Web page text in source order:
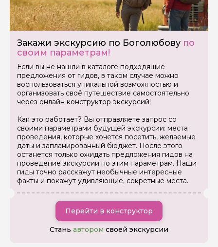
Закажи экскурсию по Боголюбову по
своим параметрам!
Если вы не нашли в каталоге подходящие
предложения от гидов, в таком случае можно
воспользоваться уникальной возможностью и
организовать своё путешествие самостоятельно
через онлайн конструктор экскурсий!
Как это работает? Вы отправляете запрос со
своими параметрами будущей экскурсии: места
проведения, которые хочется посетить, желаемые
даты и запланированный бюджет. После этого
останется только ожидать предложения гидов на
проведение экскурсии по этим параметрам. Наши
гиды точно расскажут необычные интересные
факты и покажут удивляющие, секретные места.
Перейти в конструктор
Стань автором своей экскурсии
Задайте свой вопрос гиду
Ваша электронная почта
Ваш номер телефона
Вопросы и комментарии
Если у вас есть интересующие вопросы, можете их
задать
Я даю своё согласие на обработку персональных